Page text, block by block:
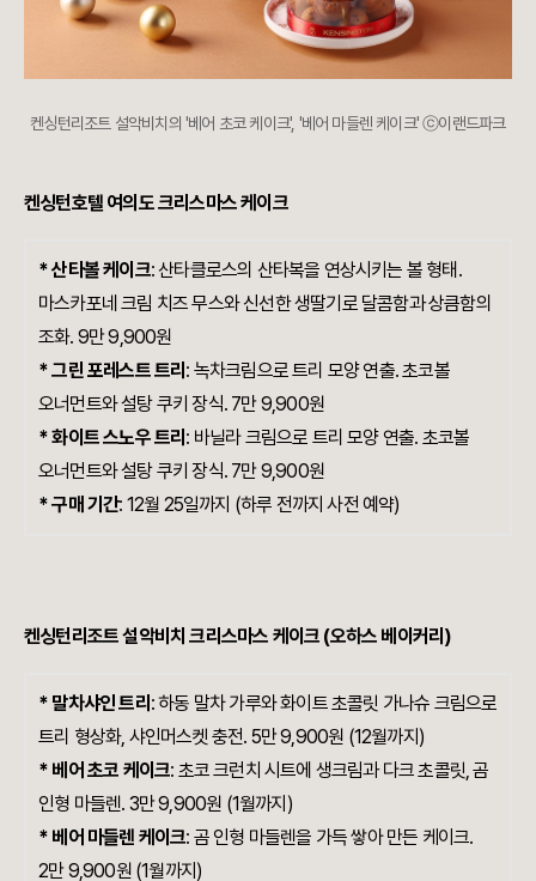
켄싱턴리조트 설악비치의 '베어 초코 케이크', '베어 마들렌 케이크' ⓒ이랜드파크
켄싱턴호텔 여의도 크리스마스 케이크
* 산타볼 케이크: 산타클로스의 산타복을 연상시키는 볼 형태.
마스카포네 크림 치즈 무스와 신선한 생딸기로 달콤함과 상큼함의
조화. 9만 9,900원
* 그린 포레스트 트리 : 녹차크림으로 트리 모양 연출. 초코볼
오너먼트와 설탕 쿠키 장식. 7만 9,900원
* 화이트 스노우 트리 : 바닐라 크림으로 트리 모양 연출. 초코볼
오너먼트와 설탕 쿠키 장식. 7만 9,900원
* 구매 기간: 12월 25일까지 (하루 전까지 사전 예약)
켄싱턴리조트 설악비치 크리스마스 케이크 (오하스 베이커리)
* 말차샤인 트리 : 하동 말차 가루와 화이트 초콜릿 가나슈 크림으로
트리 형상화, 샤인머스켓 충전. 5만 9,900원 (12월까지)
* 베어 초코 케이크: 초코 크런치 시트에 생크림과 다크 초콜릿, 곰
인형 마들렌. 3만 9,900원 (1월까지)
* 베어 마들렌 케이크: 곰 인형 마들렌을 가득 쌓아 만든 케이크.
2만 9,900원 (1월까지)